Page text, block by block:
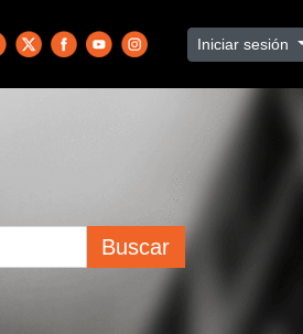
Iniciar sesión
Buscar